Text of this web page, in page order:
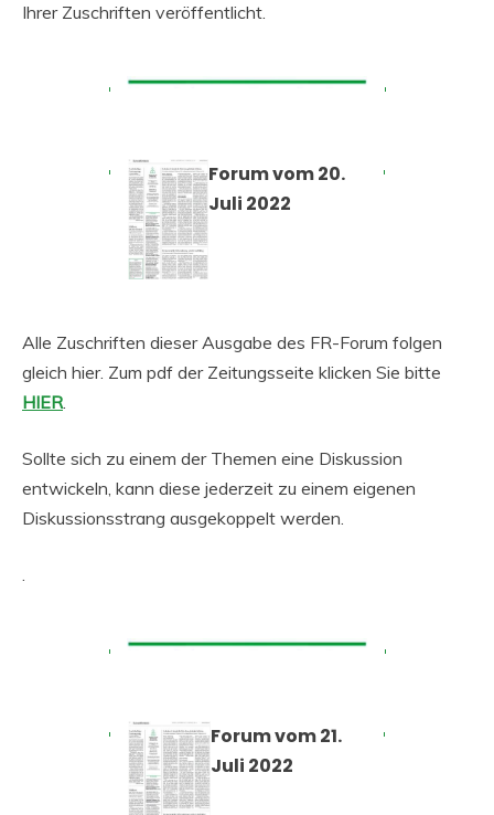
Ihrer Zuschriften veröffentlicht.
Forum vom 20.
Juli 2022
Alle Zuschriften dieser Ausgabe des FR-Forum folgen
gleich hier. Zum pdf der Zeitungsseite klicken Sie bitte
HIER.
Sollte sich zu einem der Themen eine Diskussion
entwickeln, kann diese jederzeit zu einem eigenen
Diskussionsstrang ausgekoppelt werden.
.
Forum vom 21.
Juli 2022